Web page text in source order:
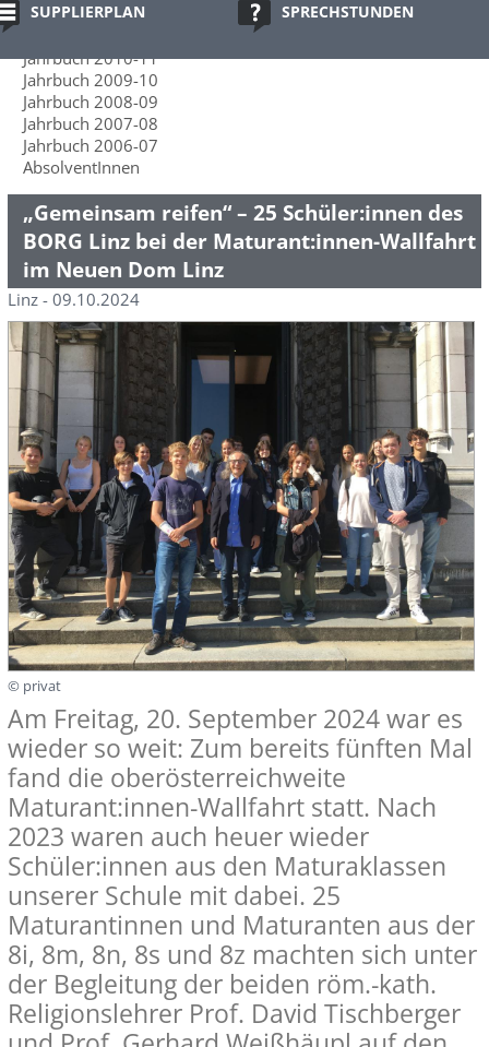
SPRECHSTUNDEN
SUPPLIERPLAN
Jahrbuch 2012-13
Jahrbuch 2010-11
Jahrbuch 2009-10
Jahrbuch 2008-09
Jahrbuch 2007-08
Jahrbuch 2006-07
AbsolventInnen
„Gemeinsam reifen“ – 25 Schüler:innen des
BORG Linz bei der Maturant:innen-Wallfahrt
im Neuen Dom Linz
Linz - 09.10.2024
© privat
Am Freitag, 20. September 2024 war es
wieder so weit: Zum bereits fünften Mal
fand die oberösterreichweite
Maturant:innen-Wallfahrt statt. Nach
2023 waren auch heuer wieder
Schüler:innen aus den Maturaklassen
unserer Schule mit dabei. 25
Maturantinnen und Maturanten aus der
8i, 8m, 8n, 8s und 8z machten sich unter
der Begleitung der beiden röm.-kath.
Religionslehrer Prof. David Tischberger